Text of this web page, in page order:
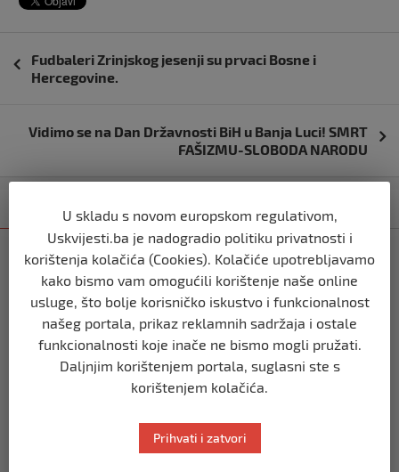
objava
Fudbaleri Zrinjskog jesenji su prvaci Bosne i
Hercegovine.
Vidimo se na Dan Državnosti BiH u Banja Luci! SMRT
FAŠIZMU-SLOBODA NARODU
Kategorija Najnovije Najčitanije
NOGOMET
Austrija pobijedila BiH u dramatičnoj
utakmici: 2:1!
prije 11 mjeseci
NOGOMET
BiH – Austrija 1:2
U skladu s novom europskom regulativom,
Uskvijesti.ba je nadogradio politiku privatnosti i
korištenja kolačića (Cookies). Kolačiće upotrebljavamo
kako bismo vam omogućili korištenje naše online
usluge, što bolje korisničko iskustvo i funkcionalnost
našeg portala, prikaz reklamnih sadržaja i ostale
funkcionalnosti koje inače ne bismo mogli pružati.
Daljnjim korištenjem portala, suglasni ste s
korištenjem kolačića.
Prihvati i zatvori